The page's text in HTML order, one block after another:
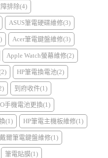
排除(4)
ASUS筆電硬碟維修(3)
Acer筆電鍵盤維修(3)
Apple Watch螢幕維修(2)
HP筆電換電池(2)
到府收件(1)
手機電池更換(1)
(1) HP筆電主機板維修(1)
戴爾筆電鍵盤維修(1)
筆電貼膜(1)